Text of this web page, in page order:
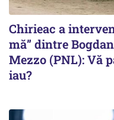
Chirieac a
mă” dintre
Mezzo (PNL): Vă
iau?